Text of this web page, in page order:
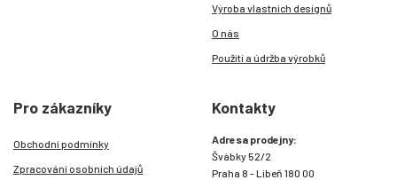
Výroba vlastních designů
O nás
Použití a údržba výrobků
Pro zákazníky
Obchodní podmínky
Zpracování osobních údajů
Kontakty
Adresa prodejny:
Švábky 52/2
Praha 8 - Libeň 180 00